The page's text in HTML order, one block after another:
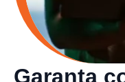
Garanta